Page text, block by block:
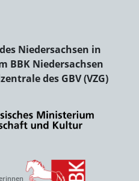
Niedersachsen in
BBK Niedersachsen
des GBV (VZG)